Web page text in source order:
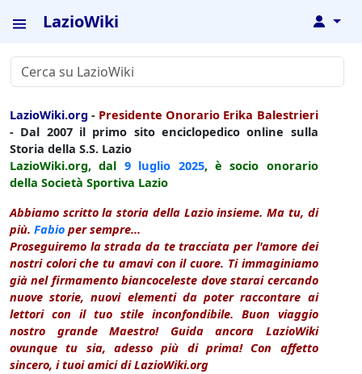
LazioWiki ↓
LazioWiki.org - Presidente Onorario Erika Balestrieri
- Dal 2007 il primo sito enciclopedico online sulla
Storia della S.S. Lazio
LazioWiki.org, dal 9 luglio 2025, è socio onorario
della Società Sportiva Lazio
Abbiamo scritto la storia della Lazio insieme. Ma tu, di
più. Fabio per sempre...
Proseguiremo la strada da te tracciata per l'amore dei
nostri colori che tu amavi con il cuore. Ti immaginiamo
già nel firmamento biancoceleste dove starai cercando
nuove storie, nuovi elementi da poter raccontare ai
lettori con il tuo stile inconfondibile. Buon viaggio
nostro grande Maestro! Guida ancora LazioWiki
ovunque tu sia, adesso più di prima! Con affetto
sincero, i tuoi amici di LazioWiki.org